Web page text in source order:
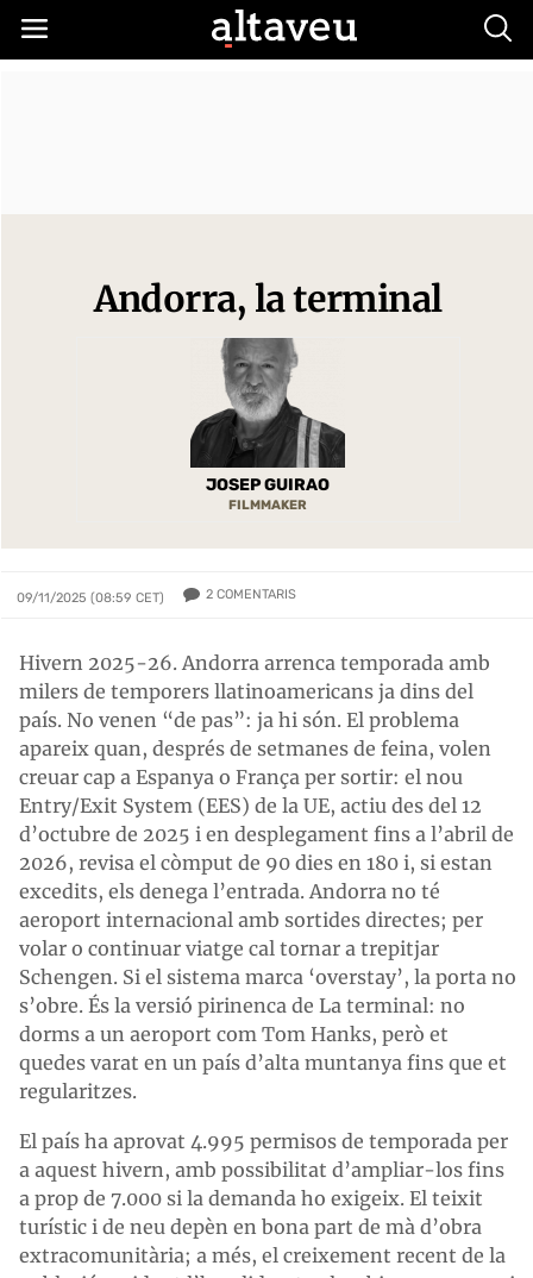
Andorra, la terminal
JOSEP GUIRAO
FILMMAKER
09/11/2025 (08:59 CET) 2 COMENTARIS
Hivern 2025-26. Andorra arrenca temporada amb
milers de temporers llatinoamericans ja dins del
país. No venen “de pas”: ja hi són. El problema
apareix quan, després de setmanes de feina, volen
creuar cap a Espanya o França per sortir: el nou
Entry/Exit System (EES) de la UE, actiu des del 12
d’octubre de 2025 i en desplegament fins a l’abril de
2026, revisa el còmput de 90 dies en 180 i, si estan
excedits, els denega l’entrada. Andorra no té
aeroport internacional amb sortides directes; per
volar o continuar viatge cal tornar a trepitjar
Schengen. Si el sistema marca ‘overstay’, la porta no
s’obre. És la versió pirinenca de La terminal: no
dorms a un aeroport com Tom Hanks, però et
quedes varat en un país d’alta muntanya fins que et
regularitzes.
El país ha aprovat 4.995 permisos de temporada per
a aquest hivern, amb possibilitat d’ampliar-los fins
a prop de 7.000 si la demanda ho exigeix. El teixit
turístic i de neu depèn en bona part de mà d’obra
extracomunitària; a més, el creixement recent de la